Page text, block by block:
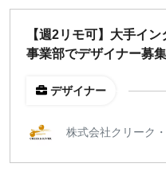
【週2リモ可】大手イ
事業部でデザイナー募集
デザイナー
株式会社クリーク